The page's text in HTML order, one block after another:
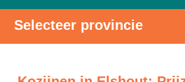
Selecteer provincie